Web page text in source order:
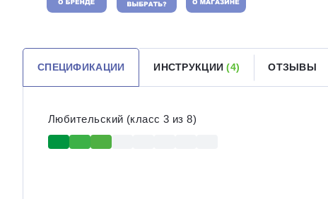
СПЕЦИФИКАЦИИ ИНСТРУКЦИИ(4) ОТЗЫВЫ
Любительский (класс 3 из 8)